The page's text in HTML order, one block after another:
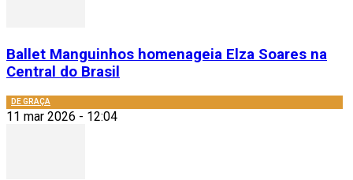
Ballet Manguinhos homenageia Elza Soares na
Central do Brasil
DE GRAÇA
11 mar 2026 - 12:04